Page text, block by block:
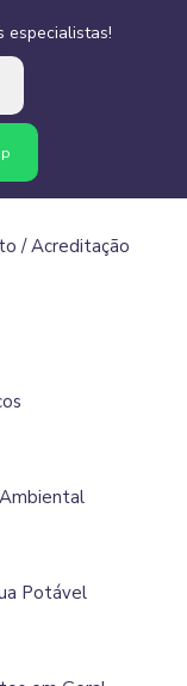
especialistas!
/ Acreditação
Potável